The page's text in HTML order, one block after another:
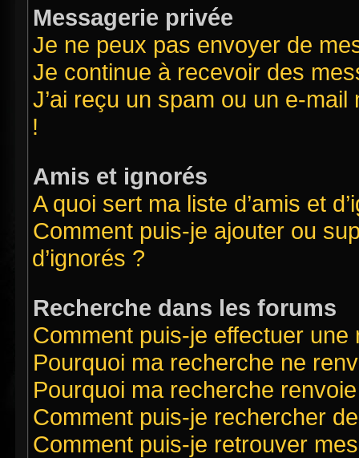
Messagerie privée
Je ne peux pas envoyer de
Je continue à recevoir des
J’ai reçu un spam ou un e-
!
Amis et ignorés
A quoi sert ma liste d’amis et
Comment puis-je ajouter ou
d’ignorés ?
Recherche dans les forums
Comment puis-je effectuer
Pourquoi ma recherche ne
Pourquoi ma recherche
Comment puis-je rechercher
Comment puis-je retrouver